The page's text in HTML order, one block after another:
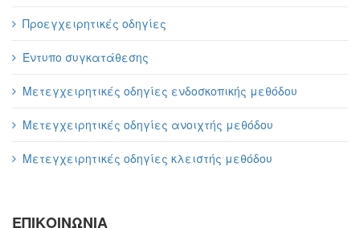
Προεγχειρητικές οδηγίες
Έντυπο συγκατάθεσης
Μετεγχειρητικές οδηγίες ενδοσκοπικής μεθόδου
Μετεγχειρητικές οδηγίες ανοιχτής μεθόδου
Μετεγχειρητικές οδηγίες κλειστής μεθόδου
ΕΠΙΚΟΙΝΩΝΙΑ